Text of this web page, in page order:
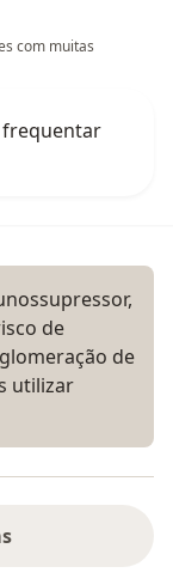
com muitas
frequentar
de
de
utilizar